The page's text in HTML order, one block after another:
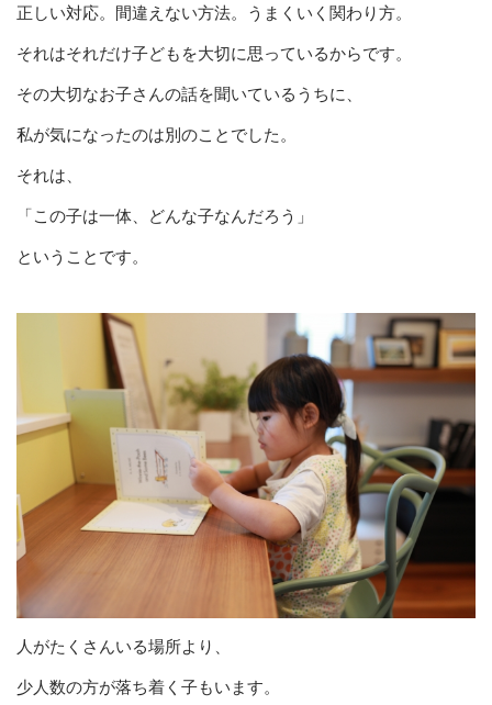
正しい対応。間違えない方法。うまくいく関わり方。
それはそれだけ子どもを大切に思っているからです。
その大切なお子さんの話を聞いているうちに、
私が気になったのは別のことでした。
それは、
「この子は一体、どんな子なんだろう」
ということです。
人がたくさんいる場所より、
少人数の方が落ち着く子もいます。